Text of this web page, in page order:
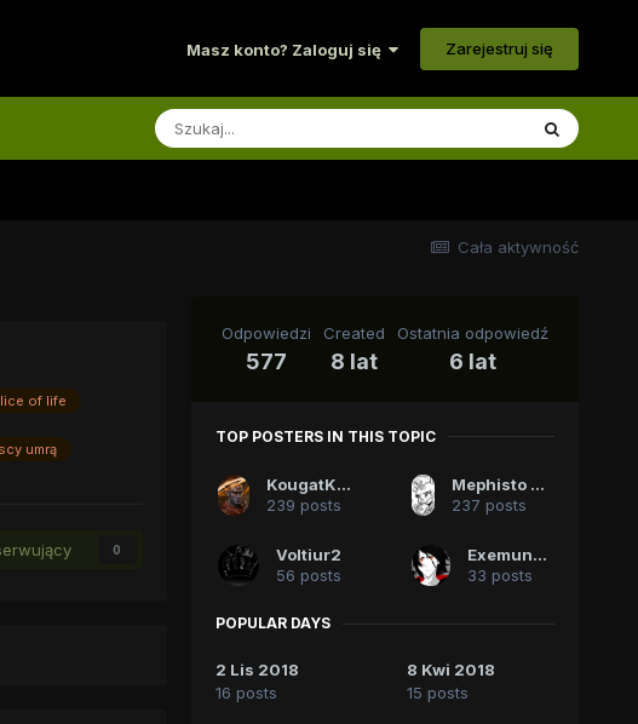
Masz konto? Zaloguj się Zarejestruj się
Cała aktywność
of life
umrą
0
Odpowiedzi
577
Created
8 lat
Ostatnia odpowiedź
6 lat
TOP POSTERS IN THIS TOPIC
KougatKnave3
239 posts
Mephisto The Undying
237 posts
Voltiur2
56 posts
Exemundis
33 posts
POPULAR DAYS
2 Lis 2018
16 posts
8 Kwi 2018
15 posts